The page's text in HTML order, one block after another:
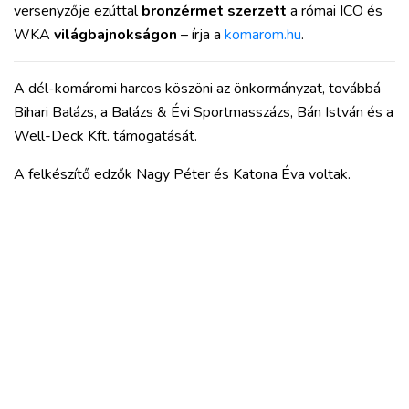
PODCAST
MIX
versenyzője ezúttalbronzérmet szerzett a római ICO és
WKA világbajnokságon – írja a komarom.hu.
A dél-komáromi harcos köszöni az önkormányzat, továbbá
Bihari Balázs, a Balázs & Évi Sportmasszázs, Bán István és a
Well-Deck Kft. támogatását.
A felkészítő edzők Nagy Péter és Katona Éva voltak.